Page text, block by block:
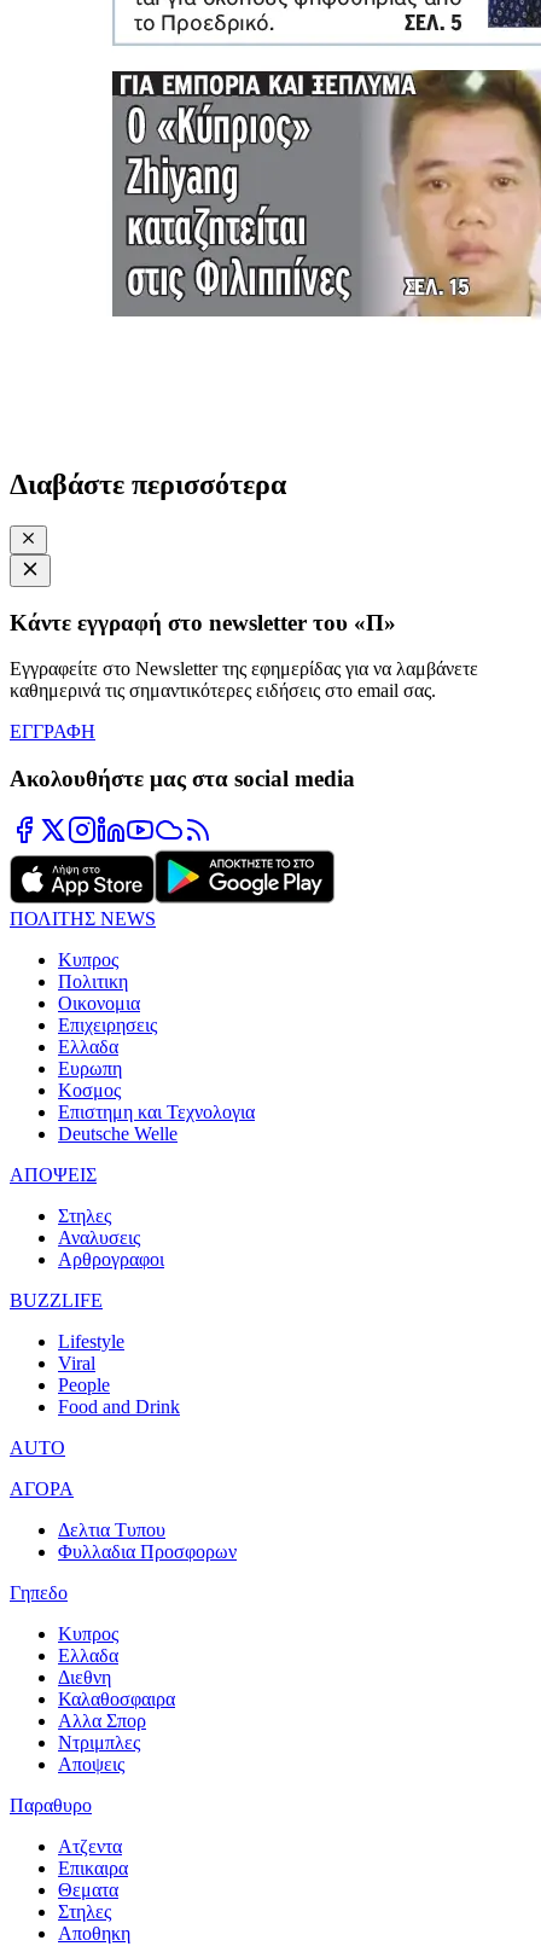
Διαβάστε περισσότερα
Κάντε εγγραφή στο newsletter του «Π»
Εγγραφείτε στο Newsletter της εφημερίδας για να λαμβάνετε
καθημερινά τις σημαντικότερες ειδήσεις στο email σας.
ΕΓΓΡΑΦΗ
Ακολουθήστε μας στα social media
ΠΟΛΙΤΗΣ NEWS
Κυπρος
Πολιτικη
Οικονομια
Επιχειρησεις
Ελλαδα
Ευρωπη
Κοσμος
Επιστημη και Τεχνολογια
Deutsche Welle
ΑΠΟΨΕΙΣ
Στηλες
Αναλυσεις
Αρθρογραφοι
BUZZLIFE
Lifestyle
Viral
People
Food and Drink
AUTO
ΑΓΟΡΑ
Δελτια Τυπου
Φυλλαδια Προσφορων
Γηπεδο
Κυπρος
Ελλαδα
Διεθνη
Καλαθοσφαιρα
Αλλα Σπορ
Ντριμπλες
Αποψεις
Παραθυρο
Ατζεντα
Επικαιρα
Θεματα
Στηλες
Αποθηκη